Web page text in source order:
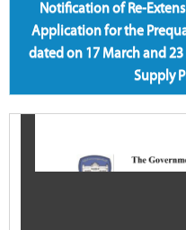
Notification of Re-
Application for the
dated on 17 March and 23
Supply